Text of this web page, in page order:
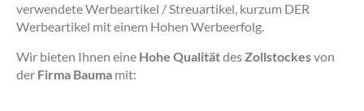
verwendete Werbeartikel / Streuartikel, kurzum DER
Werbeartikel mit einem Hohen Werbeerfolg.
Wir bieten Ihnen eine Hohe Qualitätdes Zollstockesvon
der Firma Bauma mit: